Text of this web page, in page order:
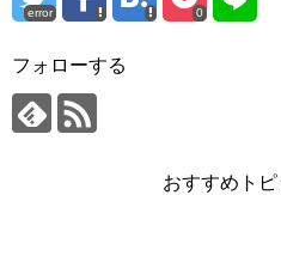
error 0
フォローする
おすすめト